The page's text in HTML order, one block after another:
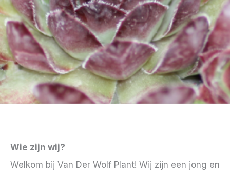
Wie zijn wij?
Welkom bij Van Der Wolf Plant! Wij zijn een jong en